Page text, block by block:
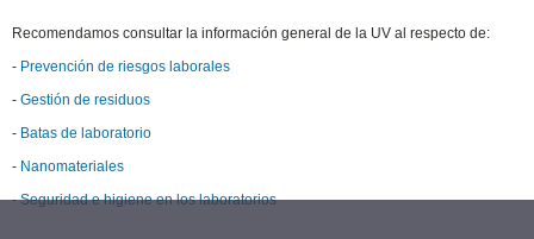
Recomendamos consultar la información general de la UV al respecto de:
- Prevención de riesgos laborales
-Gestión de residuos
- Batas de laboratorio
- Nanomateriales
-Seguridad e higiene en los laboratorios